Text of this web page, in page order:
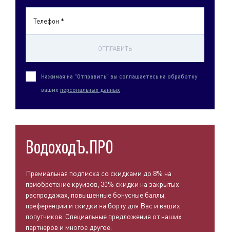
Телефон *
ОТПРАВИТЬ
Нажимая на "Отправить" вы соглашаетесь на обработку
ваших персональных данных
ВодоходЪ.ПРО
Премиальная подписка со скидками до 8% на
приобретение круизов, 30% скидки на закрытых
распродажах, повышенные бонусные баллы,
преференции и скидки на борту для Вас и ваших
попутчиков. Специальные предложения от наших
партнеров и многое другое.